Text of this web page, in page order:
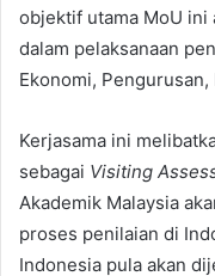
objektif utama MoU ini
dalam pelaksanaan
Ekonomi,
Kerjasama ini
sebagai Visiting
Akademik Malaysia
proses penilaian di
Indonesia pula akan